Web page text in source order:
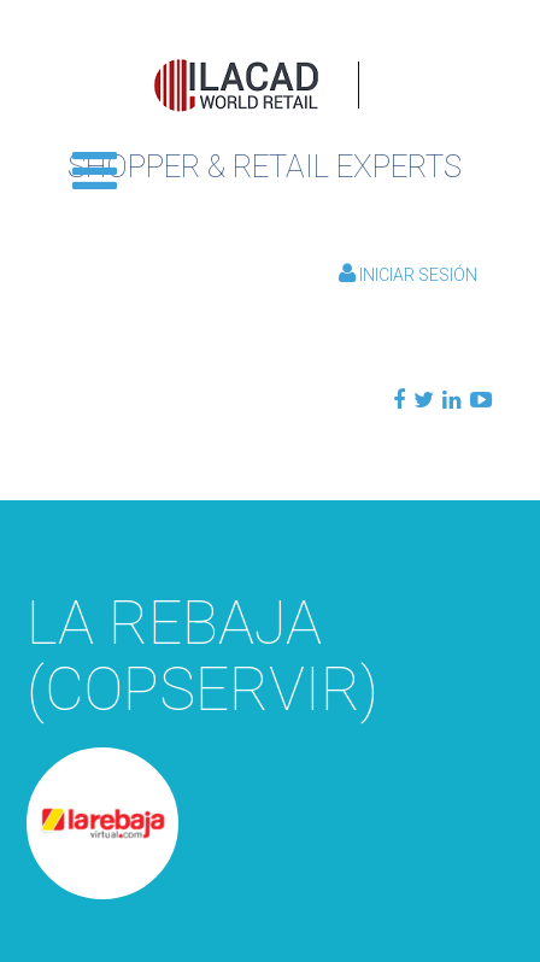
SHOPPER & RETAIL EXPERTS
INICIAR SESIÓN
LA REBAJA
(COPSERVIR)